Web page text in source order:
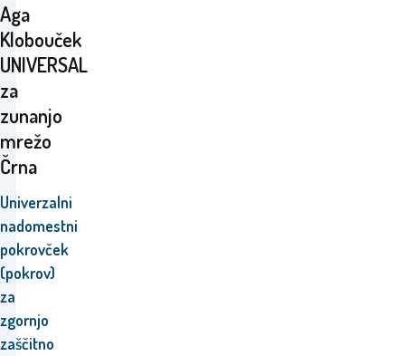
Aga
Klobouček
UNIVERSAL
za
zunanjo
mrežo
Črna
Univerzalni
nadomestni
pokrovček
(pokrov)
za
zgornjo
zaščitno